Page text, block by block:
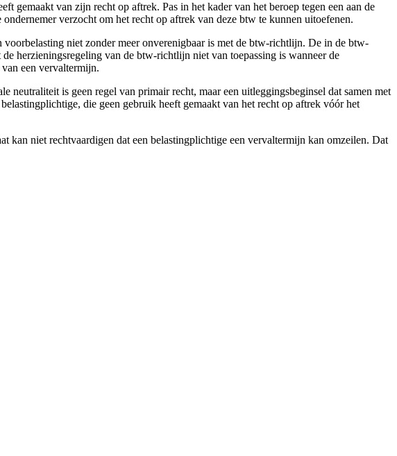
gemaakt van zijn recht op aftrek. Pas in het kader van het beroep tegen een aan de
verzocht om het recht op aftrek van deze btw te kunnen uitoefenen.
niet zonder meer onverenigbaar is met de btw-richtlijn. De in de btw-
herzieningsregeling van de btw-richtlijn niet van toepassing is wanneer de
een vervaltermijn.
is geen regel van primair recht, maar een uitleggingsbeginsel dat samen met
die geen gebruik heeft gemaakt van het recht op aftrek vóór het
niet rechtvaardigen dat een belastingplichtige een vervaltermijn kan omzeilen. Dat